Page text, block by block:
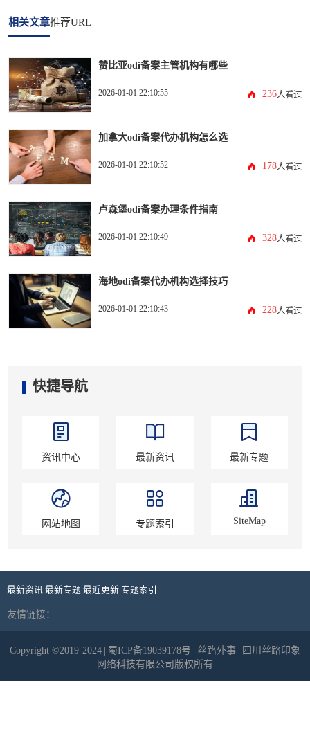
相关文章推荐URL
赞比亚odi备案主管机构有哪些
2026-01-01 22:10:55 236人看过
加拿大odi备案代办机构怎么选
2026-01-01 22:10:52 178人看过
卢森堡odi备案办理条件指南
2026-01-01 22:10:49 328人看过
海地odi备案代办机构选择技巧
2026-01-01 22:10:43 228人看过
快捷导航
资讯中心 最新资讯 最新专题
网站地图 专题索引 SiteMap
最新资讯 最新专题 最近更新 专题索引
友情链接：
Copyright ©2019-2024 蜀ICP备19039178号 丝路外事
四川丝路印象
网络科技有限公司版权所有